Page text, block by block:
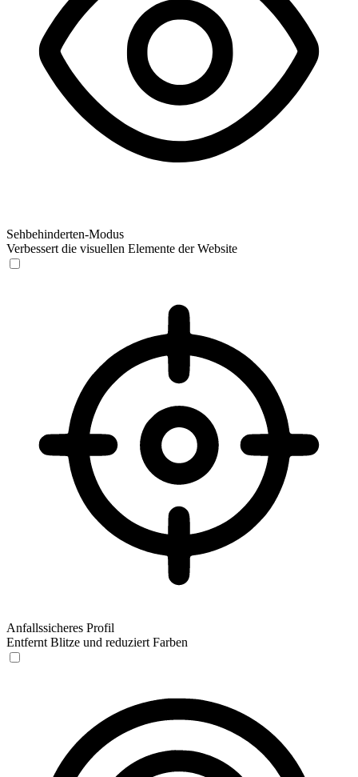
Sehbehinderten-Modus
Verbessert die visuellen Elemente der Website
Anfallssicheres Profil
Entfernt Blitze und reduziert Farben